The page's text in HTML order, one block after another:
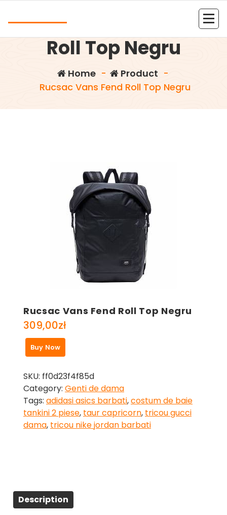
Rucsac Vans Fend
Roll Top Negru
Home- Product -
Rucsac Vans Fend Roll Top Negru
Rucsac Vans Fend Roll Top Negru
309,00zł
Buy Now
SKU: ff0d23f4f85d
Category: Genti de dama
Tags: adidasi asics barbati,costum de baie
tankini 2 piese, taur capricorn, tricou gucci
dama, tricou nike jordan barbati
Description